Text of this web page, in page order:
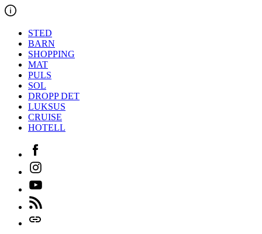
Hopp
til
innholdetSTED
BARN
SHOPPING
MAT
PULS
SOL
DROPP DET
LUKSUS
CRUISE
HOTELL
Facebook
Instagram
Youtube
Feed
Login